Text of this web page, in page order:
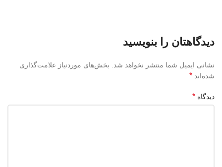
دیدگاهتان را بنویسید
نشانی ایمیل شما منتشر نخواهد شد.
بخش‌های موردنیاز علامت‌گذاری
شده‌اند *
دیدگاه *